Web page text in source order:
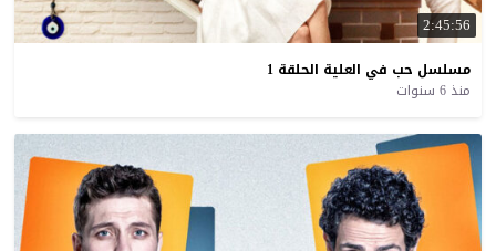
2:45:56
مسلسل حب في العلية الحلقة 1
منذ 6 سنوات